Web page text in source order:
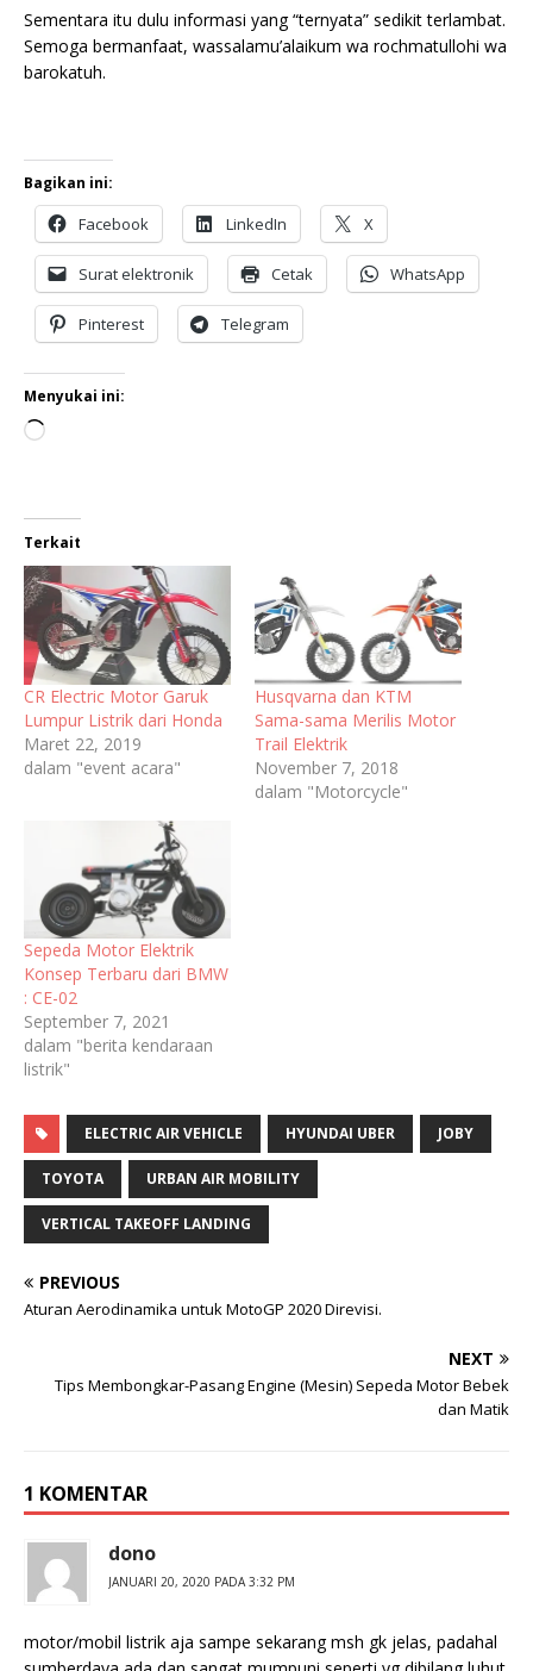
Sementara itu dulu informasi yang “ternyata” sedikit terlambat.
Semoga bermanfaat, wassalamu’alaikum wa rochmatullohi wa
barokatuh.
Bagikan ini:
Facebook LinkedIn X
Surat elektronik Cetak WhatsApp
Pinterest Telegram
Menyukai ini:
Terkait
CR Electric Motor Garuk
Lumpur Listrik dari Honda
Maret 22, 2019
dalam "event acara"
Husqvarna dan KTM
Sama-sama Merilis Motor
Trail Elektrik
November 7, 2018
dalam "Motorcycle"
Sepeda Motor Elektrik
Konsep Terbaru dari BMW
: CE-02
September 7, 2021
dalam "berita kendaraan
listrik"
ELECTRIC AIR VEHICLE HYUNDAI UBER JOBY
TOYOTA URBAN AIR MOBILITY
VERTICAL TAKEOFF LANDING
PREVIOUS
Aturan Aerodinamika untuk MotoGP 2020 Direvisi.
NEXT
Tips Membongkar-Pasang Engine (Mesin) Sepeda Motor Bebek
dan Matik
1 KOMENTAR
dono
JANUARI 20, 2020 PADA 3:32 PM
motor/mobil listrik aja sampe sekarang msh gk jelas, padahal